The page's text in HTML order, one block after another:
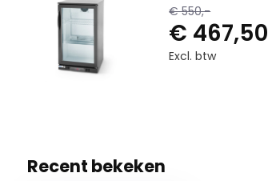
€ 550,-
€ 467,50
Excl. btw
Recent bekeken